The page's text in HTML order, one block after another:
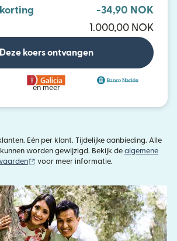
-34,90 NOK
1.000,00 NOK
Deze koers ontvangen
en meer
Eén per klant. Tijdelijke aanbieding. Alle
worden gewijzigd. Bekijk de algemene
(wordt geopend in een nieuw venster)
voor meer informatie.